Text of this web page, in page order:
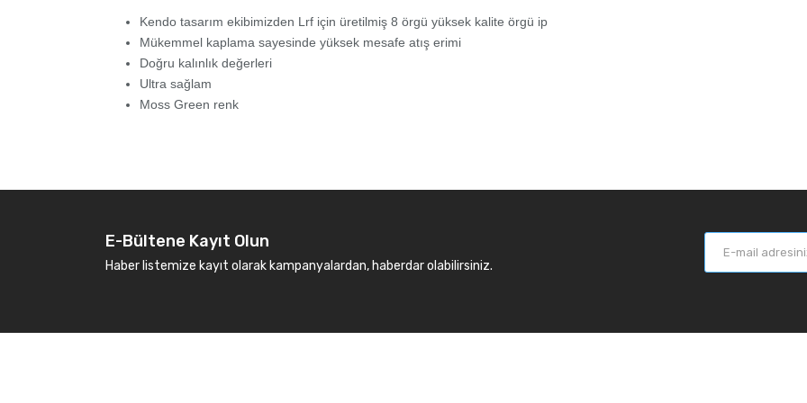
Kendo tasarım ekibimizden Lrf için üretilmiş 8 örgü yüksek kalite örgü ip
Mükemmel kaplama sayesinde yüksek mesafe atış erimi
Doğru kalınlık değerleri
Ultra sağlam
Moss Green renk
E-Bültene Kayıt Olun
Haber listemize kayıt olarak kampanyalardan, haberdar olabilirsiniz.